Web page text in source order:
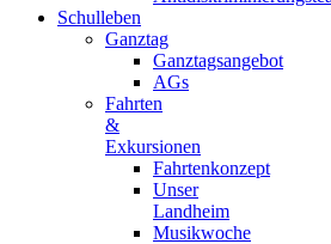
Schulleben
Ganztag
Ganztagsangebot
AGs
Fahrten
&
Exkursionen
Fahrtenkonzept
Unser
Landheim
Musikwoche